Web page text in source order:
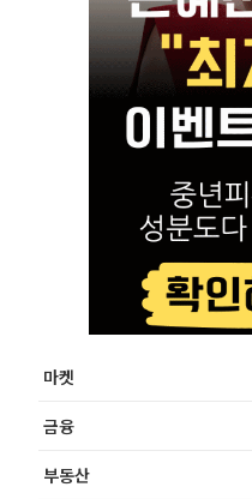
마켓
금융
부동산